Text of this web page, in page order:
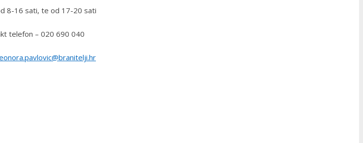
8-16 sati, te od 17-20 sati
telefon – 020 690 040